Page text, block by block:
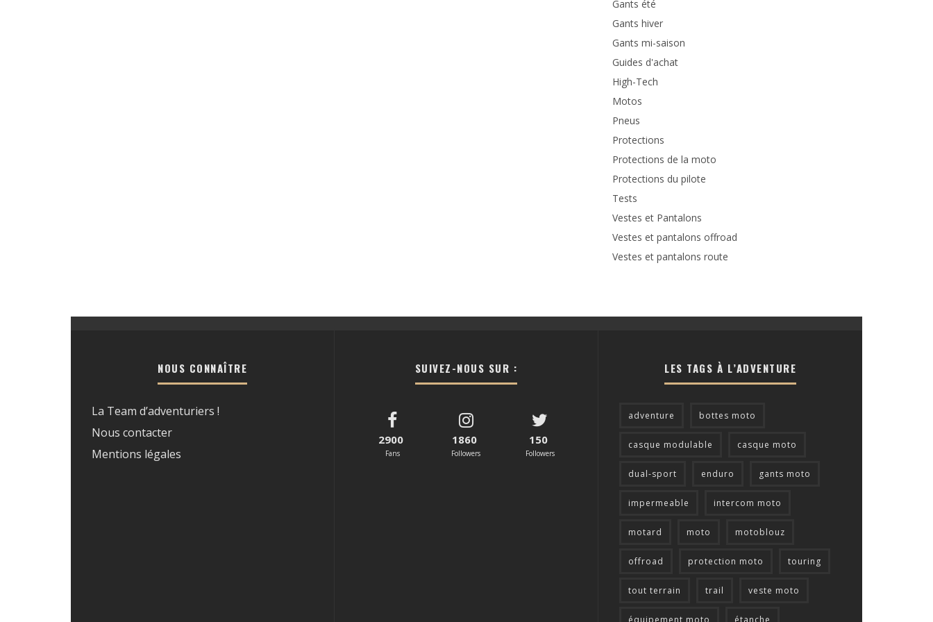
Gants été
Gants hiver
Gants mi-saison
Guides d'achat
High-Tech
Motos
Pneus
Protections
Protections de la moto
Protections du pilote
Tests
Vestes et Pantalons
Vestes et pantalons offroad
Vestes et pantalons route
NOUS CONNAÎTRE
La Team d’adventuriers !
Nous contacter
Mentions légales
SUIVEZ-NOUS SUR :
2900
Fans
1860
Followers
150
Followers
LES TAGS À L’ADVENTURE
adventure bottes moto
casque modulable casque moto
dual-sport enduro gants moto
impermeable intercom moto
motard moto motoblouz
offroad protection moto touring
tout terrain trail veste moto
équipement moto étanche